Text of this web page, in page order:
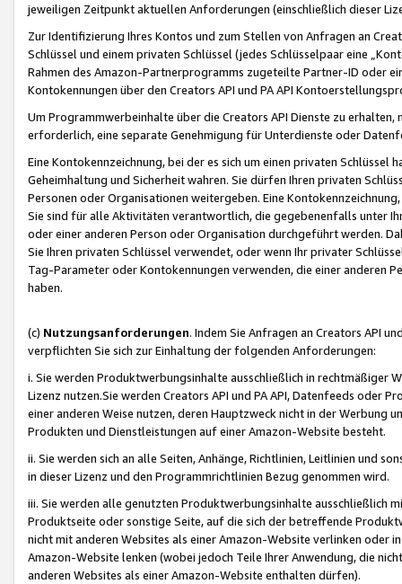
jeweiligen Zeitpunkt aktuellen Anforderungen (einschließlich dieser
Zur Identifizierung Ihres Kontos und zum Stellen von Anfragen an
Schlüssel und einem privaten Schlüssel (jedes Schlüsselpaar eine
Rahmen des Amazon-Partnerprogramms zugeteilte Partner-ID oder
Kontokennungen über den Creators API und PA API
Um Programmwerbeinhalte über die Creators API Dienste zu
erforderlich, eine separate Genehmigung für Unterdienste oder
Eine Kontokennzeichnung, bei der es sich um einen privaten
Geheimhaltung und Sicherheit wahren. Sie dürfen Ihren privaten
Personen oder Organisationen weitergeben. Eine
Sie sind für alle Aktivitäten verantwortlich, die gegebenenfalls unter
oder einer anderen Person oder Organisation durchgeführt werden.
Sie Ihren privaten Schlüssel verwendet, oder wenn Ihr privater
Tag-Parameter oder Kontokennungen verwenden, die einer anderen
haben.
(c) Nutzungsanforderungen. Indem Sie Anfragen an Creators API
verpflichten Sie sich zur Einhaltung der folgenden Anforderungen:
i. Sie werden Produktwerbungsinhalte ausschließlich in rechtmäßiger
Lizenz nutzen.Sie werden Creators API und PA API, Datenfeeds oder
einer anderen Weise nutzen, deren Hauptzweck nicht in der Werbung
Produkten und Dienstleistungen auf einer Amazon-Website besteht.
ii. Sie werden sich an alle Seiten, Anhänge, Richtlinien, Leitlinien und
in dieser Lizenz und den Programmrichtlinien Bezug genommen wird.
iii. Sie werden alle genutzten Produktwerbungsinhalte ausschließlich
Produktseite oder sonstige Seite, auf die sich der betreffende
nicht mit anderen Websites als einer Amazon-Website verlinken oder
Amazon-Website lenken (wobei jedoch Teile Ihrer Anwendung, die
anderen Websites als einer Amazon-Website enthalten dürfen).